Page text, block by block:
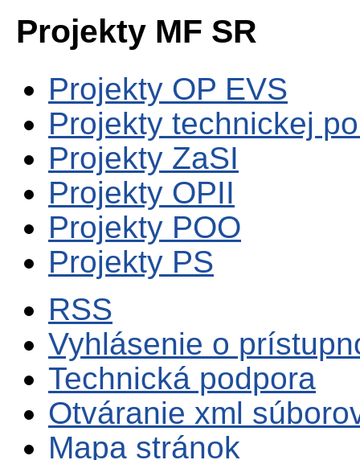
Projekty MF SR
Projekty OP EVS
Projekty technickej
Projekty ZaSI
Projekty OPII
Projekty POO
Projekty PS
RSS
Vyhlásenie o
Technická podpora
Otváranie xml
Mapa stránok